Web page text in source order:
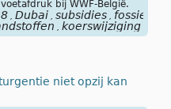
bij WWF-België.
Dubai subsidies
fossiele
koerswijziging
niet opzij kan